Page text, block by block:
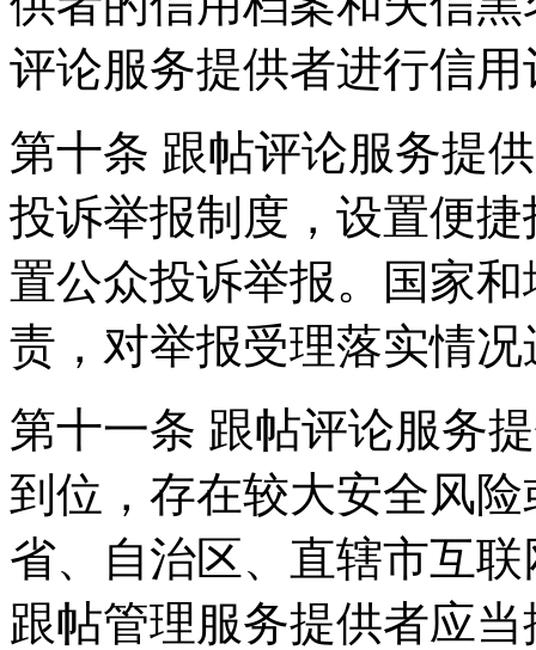
评论服务提供者进行信用
第十条 跟帖评论服务提
投诉举报制度，设置便
置公众投诉举报。国家
责，对举报受理落实情
第十一条 跟帖评论服务
到位，存在较大安全风
省、自治区、直辖市互
跟帖管理服务提供者应